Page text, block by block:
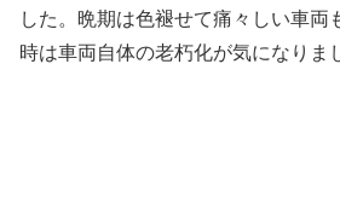
した。晩期は色褪せて痛々しい車両
時は車両自体の老朽化が気になりま